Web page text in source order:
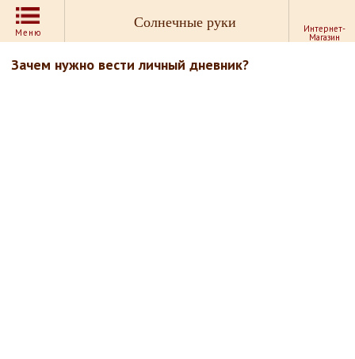
Меню
Солнечные руки Интернет-
Магазин
Зачем нужно вести личный дневник?